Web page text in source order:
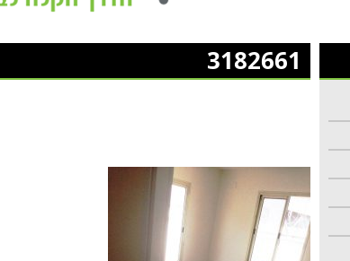
3182661